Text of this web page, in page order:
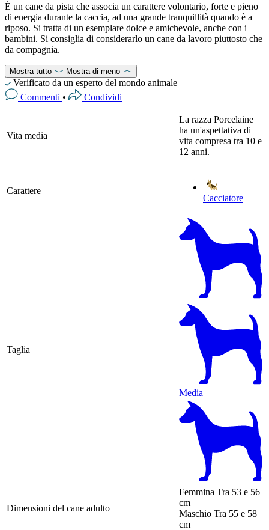
È un cane da pista che associa un carattere volontario, forte e pieno
di energia durante la caccia, ad una grande tranquillità quando è a
riposo. Si tratta di un esemplare dolce e amichevole, anche con i
bambini. Si consiglia di considerarlo un cane da lavoro piuttosto che
da compagnia.
Mostra tutto Mostra di meno
Verificato da un esperto del mondo animale
Commenti • Condividi
Vita media
La razza Porcelaine
ha un'aspettativa di
vita compresa tra 10 e
12 anni.
Carattere
Cacciatore
Taglia
Media
Dimensioni del cane adulto
Femmina Tra 53 e 56
cm
Maschio Tra 55 e 58
cm